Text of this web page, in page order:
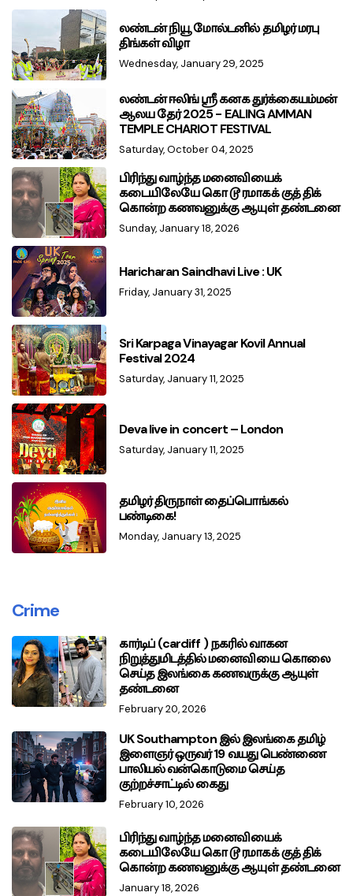
லண்டன் நியூ மோல்டனில் தமிழர் மரபு
திங்கள் விழா
Wednesday, January 29, 2025
லண்டன் ஈலிங் ஸ்ரீ கனக துர்க்கையம்மன்
ஆலய தேர் 2025 - EALING AMMAN
TEMPLE CHARIOT FESTIVAL
Saturday, October 04, 2025
பிரிந்து வாழ்ந்த மனைவியைக்
கடையிலேயே கொ டூ ரமாகக் குத் திக்
கொன்ற கணவனுக்கு ஆயுள் தண்டனை
Sunday, January 18, 2026
Haricharan Saindhavi Live : UK
Friday, January 31, 2025
Sri Karpaga Vinayagar Kovil Annual
Festival 2024
Saturday, January 11, 2025
Deva live in concert – London
Saturday, January 11, 2025
தமிழர் திருநாள் தைப்பொங்கல்
பண்டிகை!
Monday, January 13, 2025
Crime
கார்டிப் (cardiff ) நகரில் வாகன
நிறுத்துமிடத்தில் மனைவியை கொலை
செய்த இலங்கை கணவருக்கு ஆயுள்
தண்டனை
February 20, 2026
UK Southampton இல் இலங்கை தமிழ்
இளைஞர் ஒருவர் 19 வயது பெண்ணை
பாலியல் வன்கொடுமை செய்த
குற்றச்சாட்டில் கைது
February 10, 2026
பிரிந்து வாழ்ந்த மனைவியைக்
கடையிலேயே கொ டூ ரமாகக் குத் திக்
கொன்ற கணவனுக்கு ஆயுள் தண்டனை
January 18, 2026